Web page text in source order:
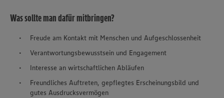
Was sollte man dafür mitbringen?
Freude am Kontakt mit Menschen und Aufgeschlossenheit
Verantwortungsbewusstsein und Engagement
Interesse an wirtschaftlichen Abläufen
Freundliches Auftreten, gepflegtes Erscheinungsbild und
gutes Ausdrucksvermögen